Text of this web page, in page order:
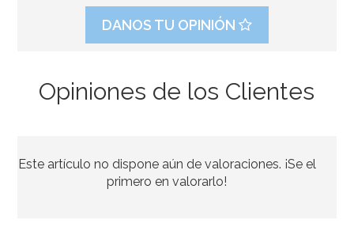
2,99€
DANOS TU OPINIÓN
Opiniones de los Clientes
Este artículo no dispone aún de valoraciones. ¡Se el
primero en valorarlo!